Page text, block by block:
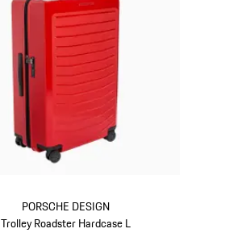
PORSCHE DESIGN
Trolley Roadster Hardcase L